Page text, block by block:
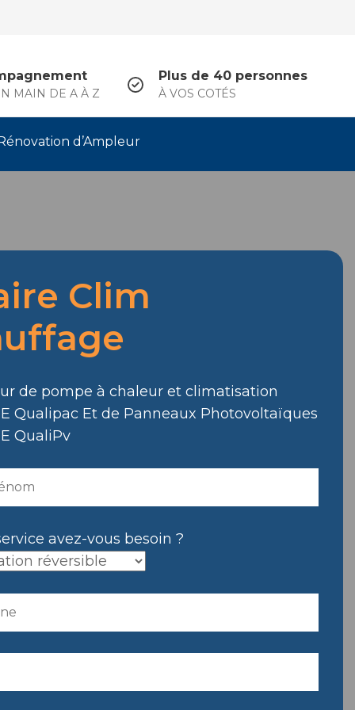
MAIN DE A À Z
Plus de 40 personnes
À VOS COTÉS
d’Ampleur
Clim
de pompe à chaleur et climatisation
Qualipac Et de Panneaux Photovoltaïques
QualiPv
avez-vous besoin ?